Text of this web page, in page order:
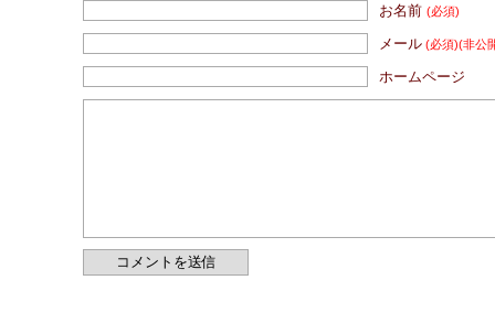
お名前 (必須)
メール (必須)(非公
ホームページ